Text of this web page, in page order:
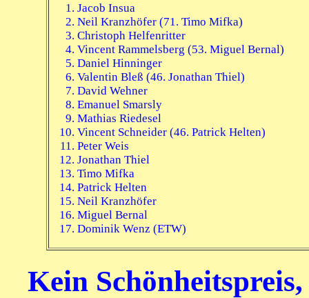
Jacob Insua
Neil Kranzhöfer (71. Timo Mifka)
Christoph Helfenritter
Vincent Rammelsberg (53. Miguel Bernal)
Daniel Hinninger
Valentin Bleß (46. Jonathan Thiel)
David Wehner
Emanuel Smarsly
Mathias Riedesel
Vincent Schneider (46. Patrick Helten)
Peter Weis
Jonathan Thiel
Timo Mifka
Patrick Helten
Neil Kranzhöfer
Miguel Bernal
Dominik Wenz (ETW)
Kein